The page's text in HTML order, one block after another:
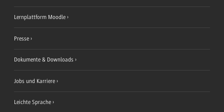
Lernplattform Moodle
Presse
Dokumente & Downloads
Jobs und Karriere
Leichte Sprache